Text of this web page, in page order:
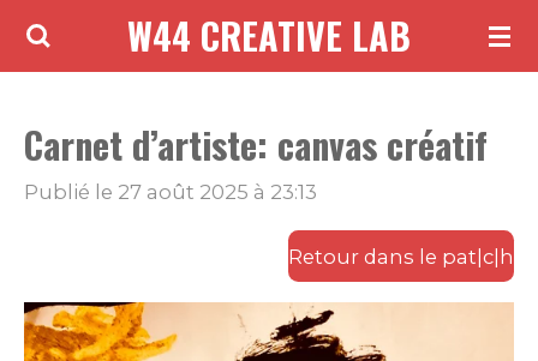
Passer
principal
W44 CREATIVE LAB
Carnet d’artiste: canvas créatif
Publié le 27 août 2025 à 23:13
Retour dans le pat|c|h